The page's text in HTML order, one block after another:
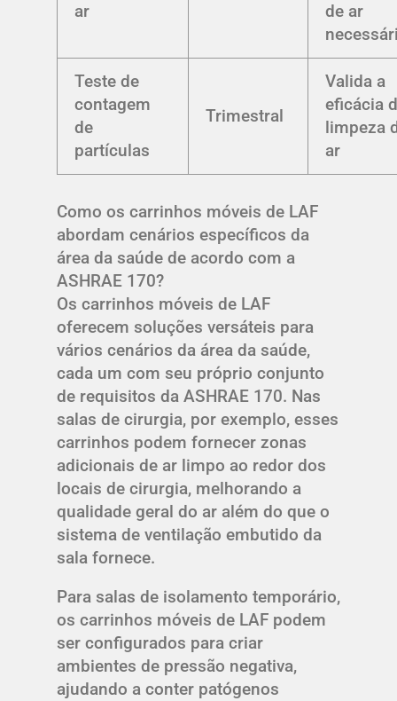
ar
de ar
Teste de
contagem
de
partículas
Trimestral
Valida a
eficácia
limpeza
ar
Como os carrinhos móveis de LAF
abordam cenários específicos da
área da saúde de acordo com a
ASHRAE 170?
Os carrinhos móveis de LAF
oferecem soluções versáteis para
vários cenários da área da saúde,
cada um com seu próprio conjunto
de requisitos da ASHRAE 170. Nas
salas de cirurgia, por exemplo, esses
carrinhos podem fornecer zonas
adicionais de ar limpo ao redor dos
locais de cirurgia, melhorando a
qualidade geral do ar além do que o
sistema de ventilação embutido da
sala fornece.
Para salas de isolamento temporário,
os carrinhos móveis de LAF podem
ser configurados para criar
ambientes de pressão negativa,
ajudando a conter patógenos